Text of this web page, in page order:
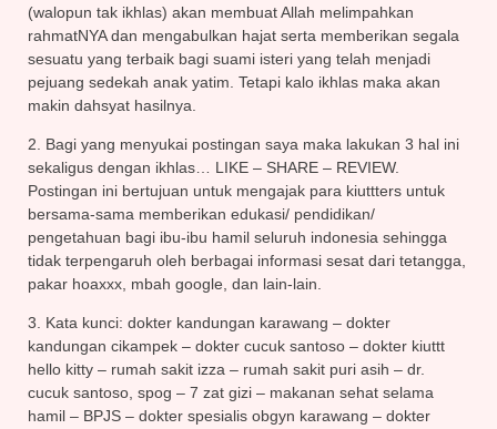
(walopun tak ikhlas) akan membuat Allah melimpahkan
rahmatNYA dan mengabulkan hajat serta memberikan segala
sesuatu yang terbaik bagi suami isteri yang telah menjadi
pejuang sedekah anak yatim. Tetapi kalo ikhlas maka akan
makin dahsyat hasilnya.
2. Bagi yang menyukai postingan saya maka lakukan 3 hal ini
sekaligus dengan ikhlas… LIKE – SHARE – REVIEW.
Postingan ini bertujuan untuk mengajak para kiuttters untuk
bersama-sama memberikan edukasi/ pendidikan/
pengetahuan bagi ibu-ibu hamil seluruh indonesia sehingga
tidak terpengaruh oleh berbagai informasi sesat dari tetangga,
pakar hoaxxx, mbah google, dan lain-lain.
3. Kata kunci: dokter kandungan karawang – dokter
kandungan cikampek – dokter cucuk santoso – dokter kiuttt
hello kitty – rumah sakit izza – rumah sakit puri asih – dr.
cucuk santoso, spog – 7 zat gizi – makanan sehat selama
hamil – BPJS – dokter spesialis obgyn karawang – dokter